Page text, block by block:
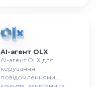
AI-агент OLX
AI-агент OLX для
керування
повідомленнями